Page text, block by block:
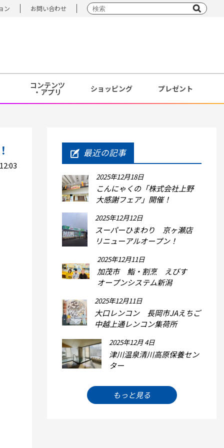
ン お問い合わせ
コンテンツ
・アプリ ショッピング プレゼント
最近の記事
2025年12月18日
こんにゃくの「株式会社上野
大感謝フェア」開催！
2025年12月12日
スーパーひまわり 京ヶ瀬店
リニューアルオープン！
2025年12月11日
加茂市 鮨・割烹 えびす
オープンシステム新潟
2025年12月11日
大口レンコン 長岡市JAえちご
中越上通レンコン集荷所
2025年12月 4日
津川温泉清川高原保養セン
ター
もっと見る